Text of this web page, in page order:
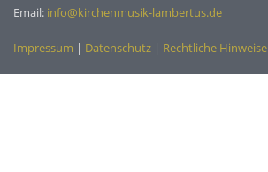
Email: info@kirchenmusik-lambertus.de
Impressum | Datenschutz | Rechtliche Hinweise